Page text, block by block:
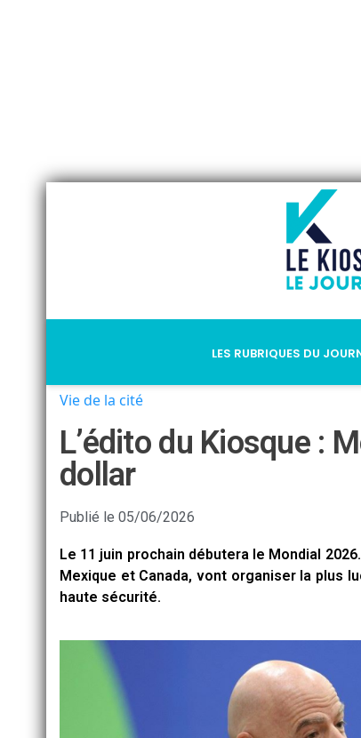
LES RUBRIQUES DU
Vie de la cité
L’édito du Kiosque :
dollar
Publié le 05/06/2026
Le 11 juin prochain débutera le Mondial
Mexique et Canada, vont organiser la plus
haute sécurité.